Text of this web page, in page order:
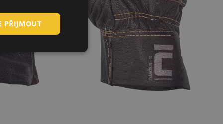
SLOVAK
GERMAN
PŘIJMOUT